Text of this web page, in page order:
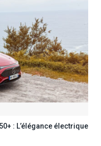
: L’élégance électrique